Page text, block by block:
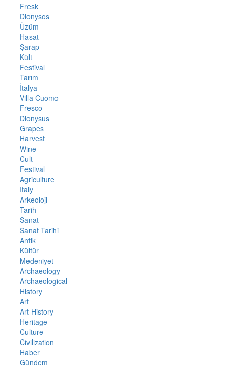
Fresk
Dionysos
Üzüm
Hasat
Şarap
Kült
Festival
Tarım
İtalya
Villa Cuomo
Fresco
Dionysus
Grapes
Harvest
Wine
Cult
Festival
Agriculture
Italy
Arkeoloji
Tarih
Sanat
Sanat Tarihi
Antik
Kültür
Medeniyet
Archaeology
Archaeological
History
Art
Art History
Heritage
Culture
Civilization
Haber
Gündem